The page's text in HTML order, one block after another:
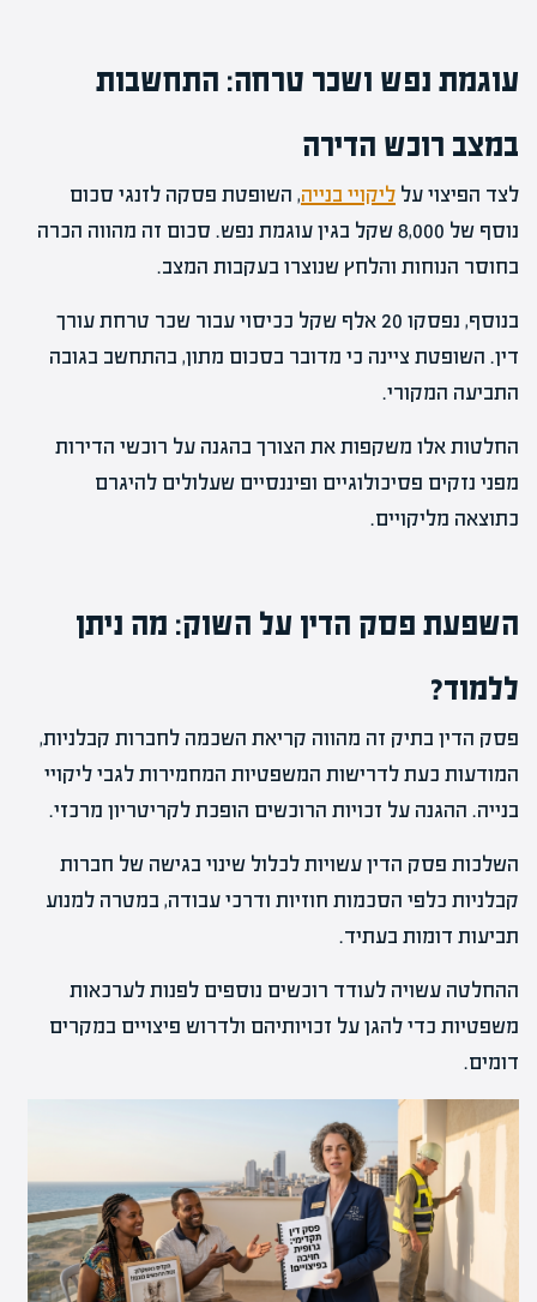
עוגמת נפש ושכר טרחה: התחשבות
במצב רוכש הדירה
לצד הפיצוי על ליקויי בנייה, השופטת פסקה לזנגי סכום
נוסף של 8,000 שקל בגין עוגמת נפש. סכום זה מהווה הכרה
בחוסר הנוחות והלחץ שנוצרו בעקבות המצב.
בנוסף, נפסקו 20 אלף שקל ככיסוי עבור שכר טרחת עורך
דין. השופטת ציינה כי מדובר בסכום מתון, בהתחשב בגובה
התביעה המקורי.
החלטות אלו משקפות את הצורך בהגנה על רוכשי הדירות
מפני נזקים פסיכולוגיים ופיננסיים שעלולים להיגרם
כתוצאה מליקויים.
השפעת פסק הדין על השוק: מה ניתן
ללמוד?
פסק הדין בתיק זה מהווה קריאת השכמה לחברות קבלניות,
המודעות כעת לדרישות המשפטיות המחמירות לגבי ליקויי
בנייה. ההגנה על זכויות הרוכשים הופכת לקריטריון מרכזי.
השלכות פסק הדין עשויות לכלול שינוי בגישה של חברות
קבלניות כלפי הסכמות חוזיות ודרכי עבודה, במטרה למנוע
תביעות דומות בעתיד.
ההחלטה עשויה לעודד רוכשים נוספים לפנות לערכאות
משפטיות כדי להגן על זכויותיהם ולדרוש פיצויים במקרים
דומים.